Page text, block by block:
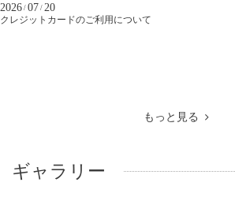
2026 / 07 / 20
クレジットカードのご利用について
もっと見る
ギャラリー